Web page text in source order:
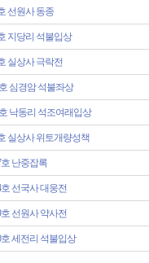
선원사 동종
지당리 석불입상
실상사 극락전
심경암 석불좌상
낙동리 석조여래입상
실상사 위토개량성책
난중잡록
선국사 대웅전
선원사 약사전
세전리 석불입상